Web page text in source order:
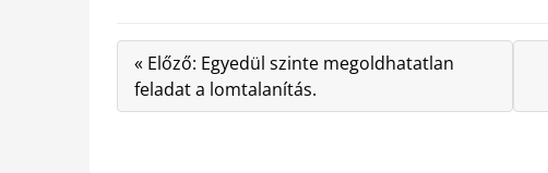
« Előző: Egyedül szinte megoldhatatlan
feladat a lomtalanítás.